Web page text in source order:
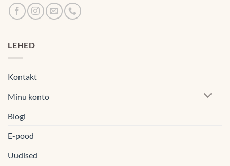
LEHED
Kontakt
Minu konto
Blogi
E-pood
Uudised